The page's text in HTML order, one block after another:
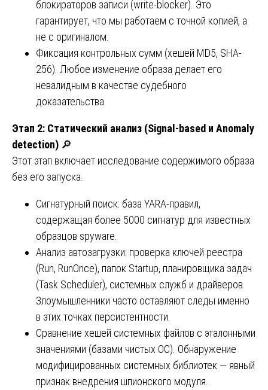
блокираторов записи (write-blocker). Это
гарантирует, что мы работаем с точной копией, а
не с оригиналом.
Фиксация контрольных сумм (хешей MD5, SHA-
256). Любое изменение образа делает его
невалидным в качестве судебного
доказательства.
Этап 2: Статический анализ (Signal-based и Anomaly
detection) 🔎
Этот этап включает исследование содержимого образа
без его запуска.
Сигнатурный поиск: база YARA-правил,
содержащая более 5000 сигнатур для известных
образцов spyware.
Анализ автозагрузки: проверка ключей реестра
(Run, RunOnce), папок Startup, планировщика задач
(Task Scheduler), системных служб и драйверов.
Злоумышленники часто оставляют следы именно
в этих точках персистентности.
Сравнение хешей системных файлов с эталонными
значениями (базами чистых ОС). Обнаружение
модифицированных системных библиотек — явный
признак внедрения шпионского модуля.